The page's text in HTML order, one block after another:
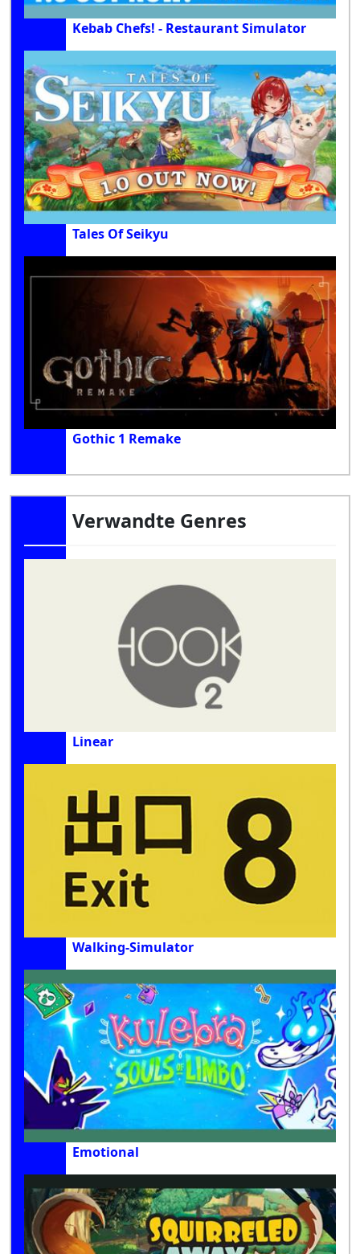
Kebab Chefs! - Restaurant Simulator
Tales Of Seikyu
Gothic 1 Remake
Verwandte Genres
Linear
Walking-Simulator
Emotional